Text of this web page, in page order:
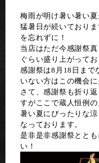
梅雨が明け暑い暑い夏
猛暑日が続いており
を忘れずに！
当店はただ今感謝祭
ぐらい盛り上がってお
感謝祭は8月18日まで
いない方はこの機会
さて、感謝祭も折り
すがここで蔵人恒例
暑い夏にぴったりな
なっております。
是非是非感謝祭とと
い！